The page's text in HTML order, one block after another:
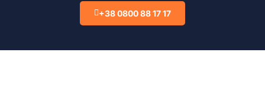
+38 0800 88 17 17